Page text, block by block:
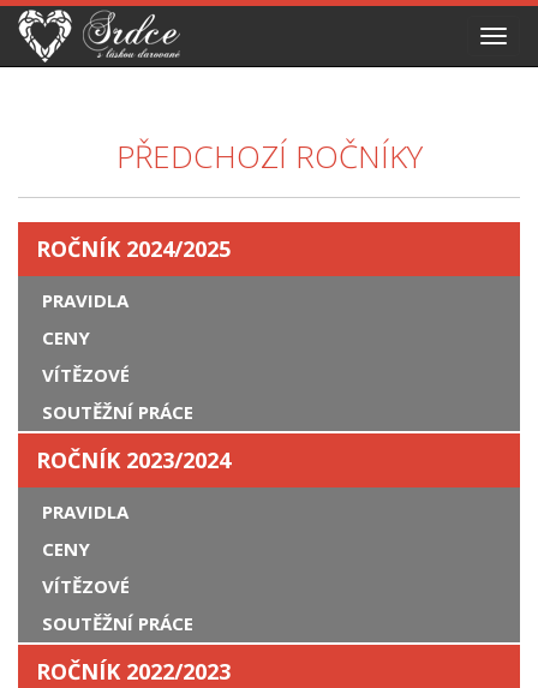
PŘEDCHOZÍ ROČNÍKY
ROČNÍK 2024/2025
PRAVIDLA
CENY
VÍTĚZOVÉ
SOUTĚŽNÍ PRÁCE
ROČNÍK 2023/2024
PRAVIDLA
CENY
VÍTĚZOVÉ
SOUTĚŽNÍ PRÁCE
ROČNÍK 2022/2023